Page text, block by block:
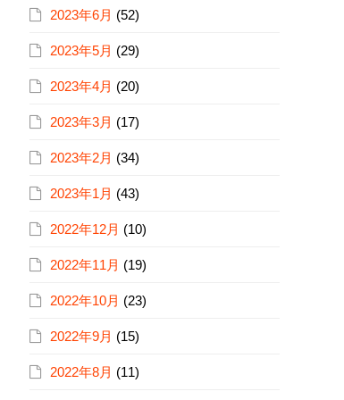
2023年6月 (52)
2023年5月 (29)
2023年4月 (20)
2023年3月 (17)
2023年2月 (34)
2023年1月 (43)
2022年12月 (10)
2022年11月 (19)
2022年10月 (23)
2022年9月 (15)
2022年8月 (11)